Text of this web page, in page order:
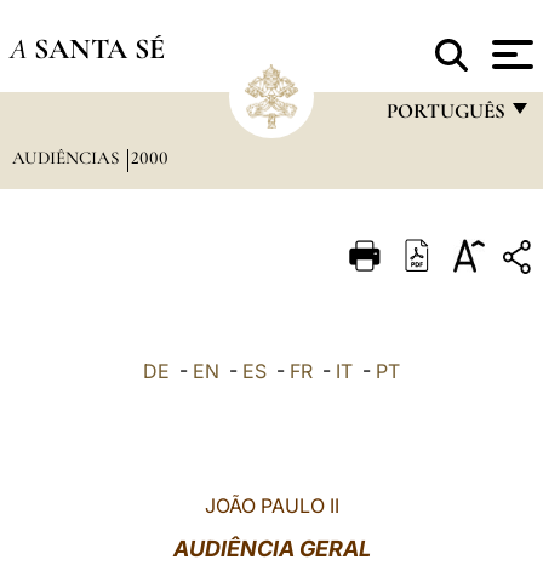
A SANTA SÉ
PORTUGUÊS
ITALIANO
AUDIÊNCIAS 2000
DE - EN - ES - FR - IT - PT
JOÃO PAULO II
AUDIÊNCIA GERAL